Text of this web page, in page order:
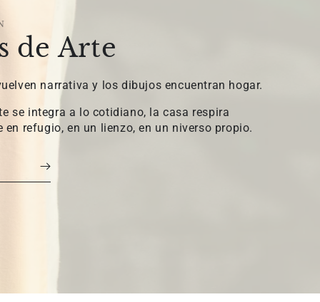
de Arte
narrativa y los dibujos encuentran hogar.
se integra a lo cotidiano, la casa respira
refugio, en un lienzo, en un niverso propio.